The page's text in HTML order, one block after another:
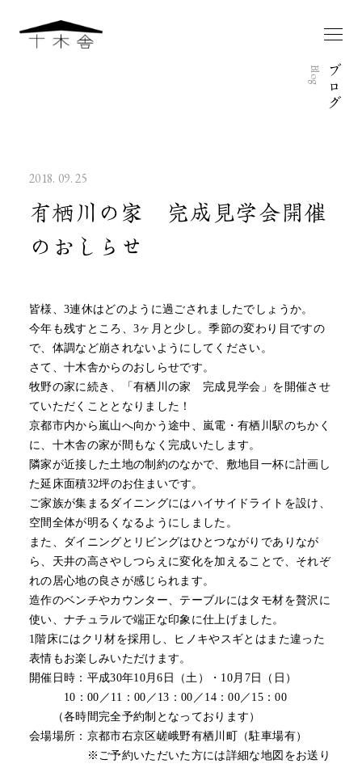
ブ
ロ
グ
Blog
2018. 09. 25
有栖川の家 完成見学会開催
のおしらせ
皆様、3連休はどのように過ごされましたでしょうか。
今年も残すところ、3ヶ月と少し。季節の変わり目ですの
で、体調など崩されないようにしてください。
さて、十木舎からのおしらせです。
牧野の家に続き、「有栖川の家 完成見学会」を開催させ
ていただくこととなりました！
京都市内から嵐山へ向かう途中、嵐電・有栖川駅のちかく
に、十木舎の家が間もなく完成いたします。
隣家が近接した土地の制約のなかで、敷地目一杯に計画し
た延床面積32坪のお住まいです。
ご家族が集まるダイニングにはハイサイドライトを設け、
空間全体が明るくなるようにしました。
また、ダイニングとリビングはひとつながりでありなが
ら、天井の高さやしつらえに変化を加えることで、それぞ
れの居心地の良さが感じられます。
造作のベンチやカウンター、テーブルにはタモ材を贅沢に
使い、ナチュラルで端正な印象に仕上げました。
1階床にはクリ材を採用し、ヒノキやスギとはまた違った
表情もお楽しみいただけます。
開催日時：平成30年10月6日（土）・10月7日（日）
10：00／11：00／13：00／14：00／15：00
（各時間完全予約制となっております）
会場場所：京都市右京区嵯峨野有栖川町（駐車場有）
※ご予約いただいた方には詳細な地図をお送り